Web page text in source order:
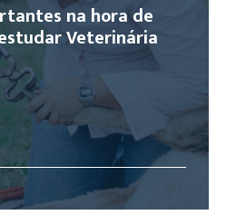
na hora de
Veterinária